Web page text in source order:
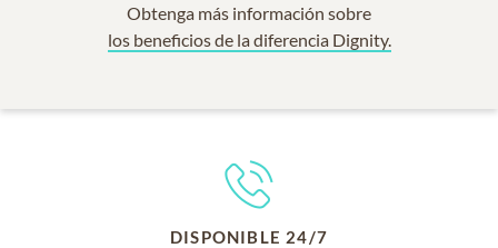
Obtenga más información sobre
los beneficios de la diferencia Dignity.
DISPONIBLE 24/7